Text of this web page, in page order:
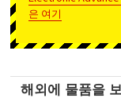
은 여기
해외에 물품을